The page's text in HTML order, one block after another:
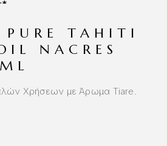
TAHITI
NACRES
Χρήσεων με Άρωμα Tiare.